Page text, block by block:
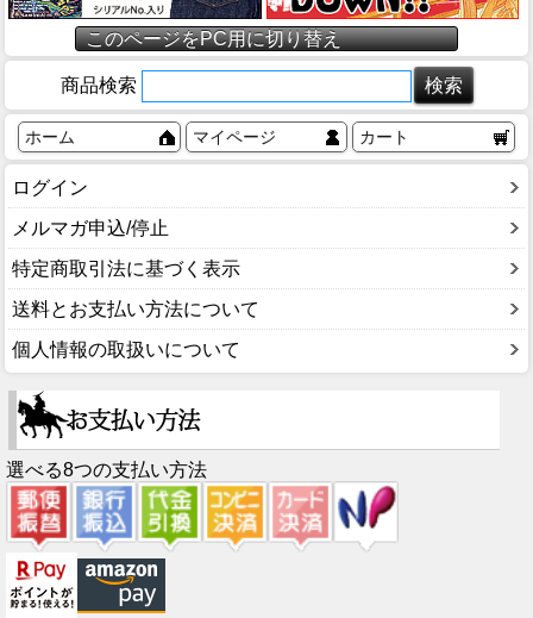
このページをPC用に切り替え
商品検索
ホーム マイページ カート
ログイン
メルマガ申込/停止
特定商取引法に基づく表示
送料とお支払い方法について
個人情報の取扱いについて
選べる8つの支払い方法